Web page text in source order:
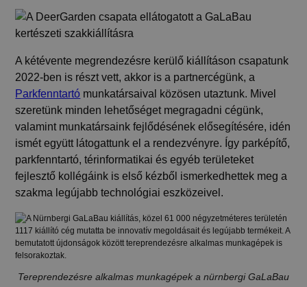
A kétévente megrendezésre kerülő kiállításon csapatunk
2022-ben is részt vett, akkor is a partnercégünk, a
Parkfenntartó munkatársaival közösen utaztunk. Mivel
szeretünk minden lehetőséget megragadni cégünk,
valamint munkatársaink fejlődésének elősegítésére, idén
ismét együtt látogattunk el a rendezvényre. Így parképítő,
parkfenntartó, térinformatikai és egyéb területeket
fejlesztő kollégáink is első kézből ismerkedhettek meg a
szakma legújabb technológiai eszközeivel.
Tereprendezésre alkalmas munkagépek a nürnbergi GaLaBau